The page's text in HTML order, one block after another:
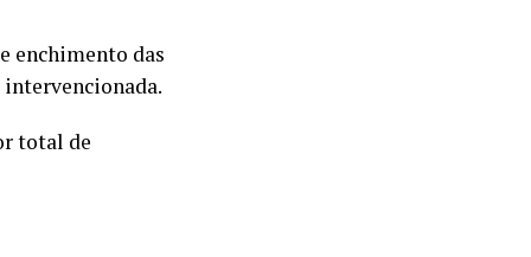
enchimento das
total de